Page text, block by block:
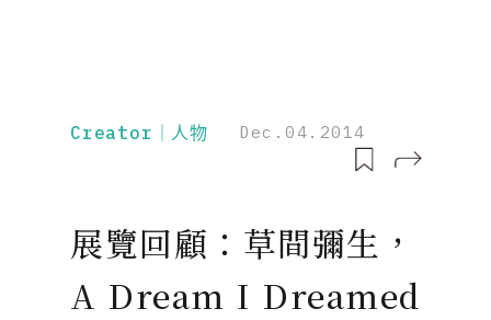
Creator｜人物 Dec.04.2014
展覽回顧：草間彌生，
A Dream I Dreamed